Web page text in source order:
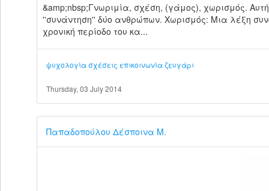
&amp;nbsp;Γνωριμία, σχέση, (γάμος), χωρισμός.
''συνάντηση'' δύο ανθρώπων. Χωρισμός: Μια λέξη
χρονική περίοδο του κα...
ψυχολογίασχέσεις επικοινωνίαζευγάρι
Thursday, 03 July 2014
Παπαδοπούλου Δέσποινα Μ.